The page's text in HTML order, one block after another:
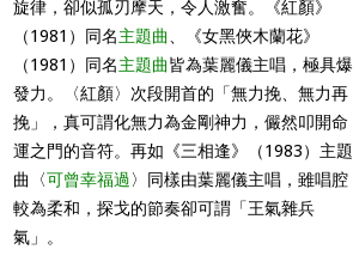
旋律，卻似孤刃摩天，令人激奮。《紅顏》
（1981）同名主題曲
、《女黑俠木蘭花》
（1981）同名主題曲皆為葉麗儀主唱，極具爆
發力。〈紅顏〉次段開首的「無力挽、無力再
挽」，真可謂化無力為金剛神力，儼然叩開命
運之門的音符。再如《三相逢》（1983）主題
曲〈可曾幸福過〉同樣由葉麗儀主唱，雖唱腔
較為柔和，探戈的節奏卻可謂「王氣雜兵
氣」。